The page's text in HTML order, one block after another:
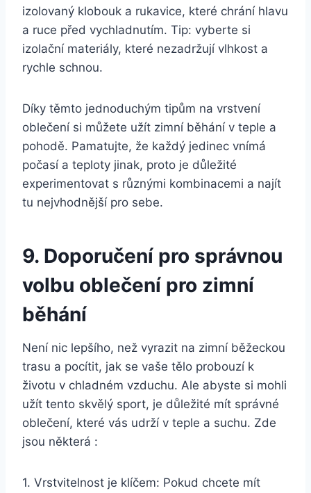
izolovaný klobouk a rukavice, které chrání hlavu
a ruce před vychladnutím. Tip: vyberte si
izolační materiály, které nezadržují vlhkost a
rychle schnou.
Díky těmto jednoduchým tipům na vrstvení
oblečení si můžete užít zimní běhání v teple a
pohodě. Pamatujte, že každý jedinec vnímá
počasí a teploty jinak, proto je důležité
experimentovat s různými kombinacemi a najít
tu nejvhodnější pro sebe.
9. Doporučení pro správnou
volbu oblečení pro zimní
běhání
Není nic lepšího, než vyrazit na zimní běžeckou
trasu a pocítit, jak se vaše tělo probouzí k
životu v chladném vzduchu. Ale abyste si mohli
užít tento skvělý sport, je důležité mít správné
oblečení, které vás udrží v teple a suchu. Zde
jsou některá :
1. Vrstvitelnost je klíčem: Pokud chcete mít